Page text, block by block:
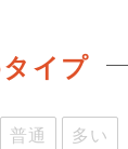
イプ
普通
多い